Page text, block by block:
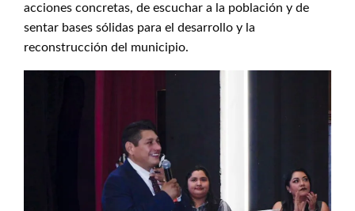
acciones concretas, de escuchar a la población y de
sentar bases sólidas para el desarrollo y la
reconstrucción del municipio.